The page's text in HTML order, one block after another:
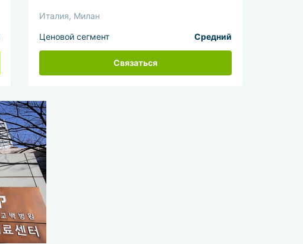
Италия, Милан
Ценовой сегмент Средний
Связаться